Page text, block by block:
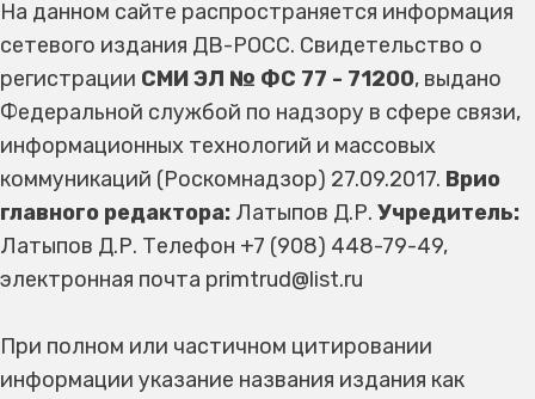
На данном сайте распространяется информация
сетевого издания ДВ-РОСС. Свидетельство о
регистрации СМИ ЭЛ № ФС 77 - 71200, выдано
Федеральной службой по надзору в сфере связи,
информационных технологий и массовых
коммуникаций (Роскомнадзор) 27.09.2017. Врио
главного редактора: Латыпов Д.Р. Учредитель:
Латыпов Д.Р. Телефон +7 (908) 448-79-49,
электронная почта primtrud@list.ru
При полном или частичном цитировании
информации указание названия издания как